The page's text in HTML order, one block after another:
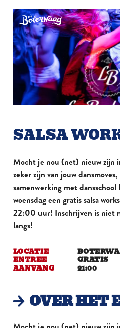
SALSA
Mocht je nou (net) nieuw zijn
zeker zijn van jouw
samenwerking met
woensdag een gratis salsa
22:00 uur! Inschrijven is niet
langs!
LOCATIE
ENTREE GRATIS
AANVANG 21:00
OVER HET